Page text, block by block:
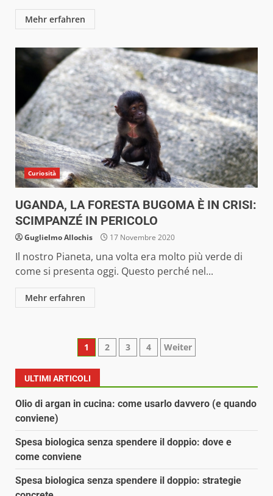
Mehr erfahren
Curiosità
UGANDA, LA FORESTA BUGOMA È IN CRISI:
SCIMPANZÉ IN PERICOLO
Guglielmo Allochis 17 Novembre 2020
Il nostro Pianeta, una volta era molto più verde di
come si presenta oggi. Questo perché nel...
Mehr erfahren
Paginazione
degli
articoli
1 2 3 4 Weiter
ULTIMI ARTICOLI
Olio di argan in cucina: come usarlo davvero (e quando
conviene)
Spesa biologica senza spendere il doppio: dove e
come conviene
Spesa biologica senza spendere il doppio: strategie